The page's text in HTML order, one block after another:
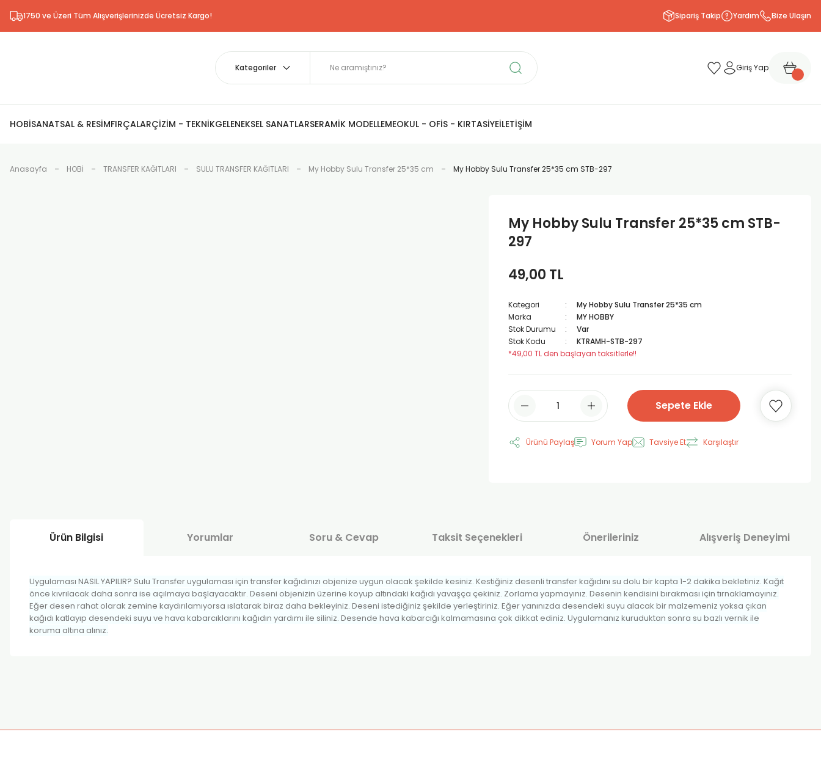
1750 ve Üzeri Tüm Alışverişlerinizde Ücretsiz Kargo! Sipariş Takip Yardım Bize Ulaşın
Giriş Yap
HOBİSANATSAL & RESİMFIRÇALARÇİZİM - TEKNİKGELENEKSEL SANATLARSERAMİK MODELLEMEOKUL - OFİS - KIRTASİYEİLETİŞİM
Anasayfa HOBİ TRANSFER KAĞITLARI SULU TRANSFER KAĞITLARI My Hobby Sulu Transfer 25*35 cm My Hobby Sulu Transfer 25*35 cm STB-297
My Hobby Sulu Transfer 25*35 cm STB-
297
49,00 TL
Kategori
My Hobby Sulu Transfer 25*35 cm
Marka
MY HOBBY
Stok Durumu
Var
Stok Kodu
KTRAMH-STB-297
*49,00 TL den başlayan taksitlerle!!
Sepete Ekle
Ürünü Paylaş Yorum Yap Tavsiye Et Karşılaştır
Ürün Bilgisi Yorumlar Soru & Cevap Taksit Seçenekleri Önerileriniz Alışveriş Deneyimi
Uygulaması NASIL YAPILIR? Sulu Transfer uygulaması için transfer kağıdınızı objenize uygun olacak şekilde kesiniz. Kestiğiniz desenli transfer kağıdını su dolu bir kapta 1-2 dakika bekletiniz. Kağıt
önce kıvrılacak daha sonra ise açılmaya başlayacaktır. Deseni objenizin üzerine koyup altındaki kağıdı yavaşça çekiniz. Zorlama yapmayınız. Desenin kendisini bırakması için tırnaklamayınız.
Eğer desen rahat olarak zemine kaydırılamıyorsa ıslatarak biraz daha bekleyiniz. Deseni istediğiniz şekilde yerleştiriniz. Eğer yanınızda desendeki suyu alacak bir malzemeniz yoksa çıkan
kağıdı katlayıp desendeki suyu ve hava kabarcıklarını kağıdın yardımı ile siliniz. Desende hava kabarcığı kalmamasına çok dikkat ediniz. Uygulamanız kuruduktan sonra su bazlı vernik ile
koruma altına alınız.